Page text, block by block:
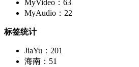
MyVideo：63
MyAudio：22
标签统计
JiaYu：201
海南：51